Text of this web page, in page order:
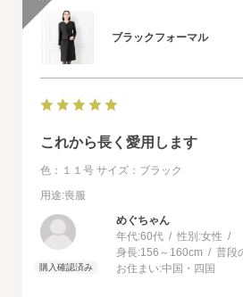
ブラックフォーマル
これから長く愛用します
色：１１号 サイズ：ブラック
用途:喪服
めぐちゃん
年代:60代 性別:女性
身長:156～160cm 普段
お住まい:中国・四国